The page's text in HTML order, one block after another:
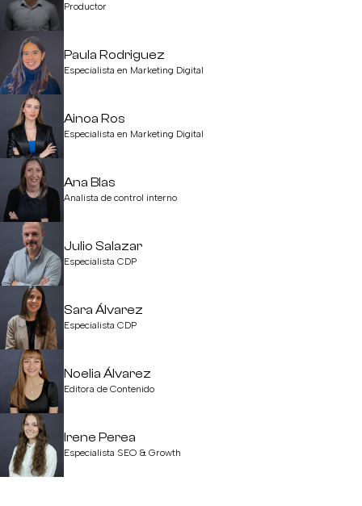
Productor
Paula Rodriguez
Especialista en Marketing Digital
Ainoa Ros
Especialista en Marketing Digital
Ana Blas
Analista de control interno
Julio Salazar
Especialista CDP
Sara Álvarez
Especialista CDP
Noelia Álvarez
Editora de Contenido
Irene Perea
Especialista SEO & Growth